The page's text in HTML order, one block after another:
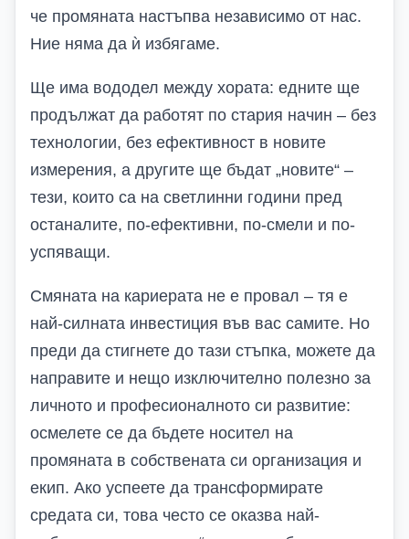
че промяната настъпва независимо от нас.
Ние няма да ѝ избягаме.
Ще има вододел между хората: едните ще
продължат да работят по стария начин – без
технологии, без ефективност в новите
измерения, а другите ще бъдат „новите“ –
тези, които са на светлинни години пред
останалите, по-ефективни, по-смели и по-
успяващи.
Смяната на кариерата не е провал – тя е
най-силната инвестиция във вас самите. Но
преди да стигнете до тази стъпка, можете да
направите и нещо изключително полезно за
личното и професионалното си развитие:
осмелете се да бъдете носител на
промяната в собствената си организация и
екип. Ако успеете да трансформирате
средата си, това често се оказва най-